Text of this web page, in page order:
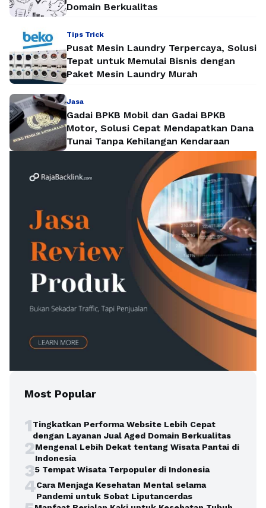
Domain Berkualitas
Tips Trick
Pusat Mesin Laundry Terpercaya, Solusi
Tepat untuk Memulai Bisnis dengan
Paket Mesin Laundry Murah
Jasa
Gadai BPKB Mobil dan Gadai BPKB
Motor, Solusi Cepat Mendapatkan Dana
Tunai Tanpa Kehilangan Kendaraan
Most Popular
1Tingkatkan Performa Website Lebih Cepat
dengan Layanan Jual Aged Domain Berkualitas
2Mengenal Lebih Dekat tentang Wisata Pantai di
Indonesia
35 Tempat Wisata Terpopuler di Indonesia
4Cara Menjaga Kesehatan Mental selama
Pandemi untuk Sobat Liputancerdas